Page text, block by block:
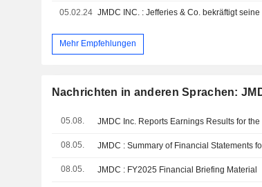
05.02.24 JMDC INC. : Jefferies & Co. bekräftigt
Mehr Empfehlungen
Nachrichten in anderen Sprachen:
05.08. JMDC Inc. Reports Earnings Results for
08.05.
08.05. JMDC : FY2025 Financial Briefing Material